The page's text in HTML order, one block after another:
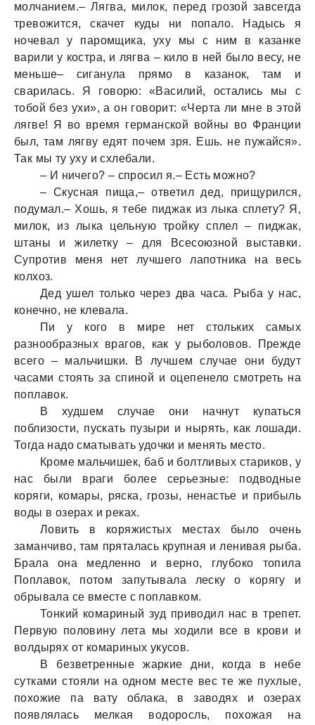
молчанием.– Лягва, милок, перед грозой завсегда
тревожится, скачет куды ни попало. Надысь я
ночевал у паромщика, уху мы с ним в казанке
варили у костра, и лягва – кило в ней было весу, не
меньше– сиганула прямо в казанок, там и
сварилась. Я говорю: «Василий, остались мы с
тобой без ухи», а он говорит: «Черта ли мне в этой
лягве! Я во время германской войны во Франции
был, там лягву едят почем зря. Ешь. не пужайся».
Так мы ту уху и схлебали.
– И ничего? – спросил я.– Есть можно?
– Скусная пища,– ответил дед, прищурился,
подумал.– Хошь, я тебе пиджак из лыка сплету? Я,
милок, из лыка цельную тройку сплел – пиджак,
штаны и жилетку – для Всесоюзной выставки.
Супротив меня нет лучшего лапотника на весь
колхоз.
Дед ушел только через два часа. Рыба у нас,
конечно, не клевала.
Пи у кого в мире нет стольких самых
разнообразных врагов, как у рыболовов. Прежде
всего – мальчишки. В лучшем случае они будут
часами стоять за спиной и оцепенело смотреть на
поплавок.
В худшем случае они начнут купаться
поблизости, пускать пузыри и нырять, как лошади.
Тогда надо сматывать удочки и менять место.
Кроме мальчишек, баб и болтливых стариков, у
нас были враги более серьезные: подводные
коряги, комары, ряска, грозы, ненастье и прибыль
воды в озерах и реках.
Ловить в коряжистых местах было очень
заманчиво, там пряталась крупная и ленивая рыба.
Брала она медленно и верно, глубоко топила
Поплавок, потом запутывала леску о корягу и
обрывала се вместе с поплавком.
Тонкий комариный зуд приводил нас в трепет.
Первую половину лета мы ходили все в крови и
волдырях от комариных укусов.
В безветренные жаркие дни, когда в небе
сутками стояли на одном месте вес те же пухлые,
похожие па вату облака, в заводях и озерах
появлялась мелкая водоросль, похожая на